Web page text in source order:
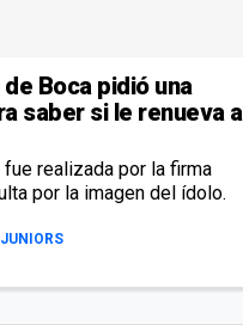
Boca pidió una
saber si le renueva a
fue realizada por la firma
por la imagen del ídolo.